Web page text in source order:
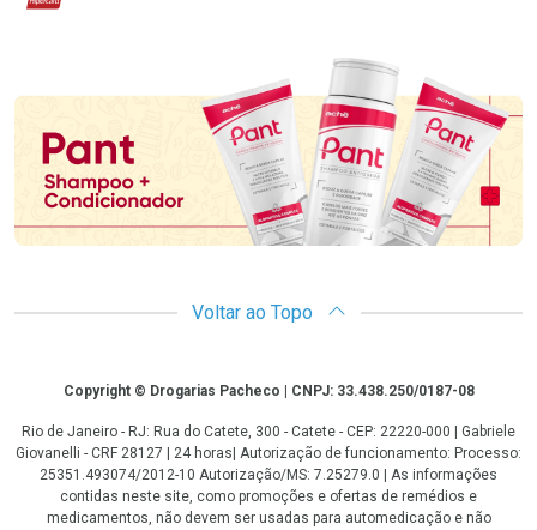
Promoção em Destaque
Voltar ao Topo
CopyrightCopyright © Drogarias Pacheco | CNPJ: 33.438.250/0187-08
Rio de Janeiro - RJ: Rua do Catete, 300 - Catete - CEP: 22220-000 | Gabriele
Giovanelli - CRF 28127 | 24 horas| Autorização de funcionamento: Processo:
25351.493074/2012-10 Autorização/MS: 7.25279.0 | As informações
contidas neste site, como promoções e ofertas de remédios e
medicamentos, não devem ser usadas para automedicação e não